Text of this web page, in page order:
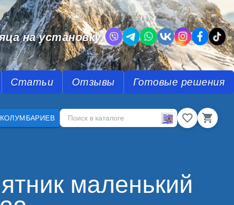
на установку.
Статьи Отзывы Готовые решения
маленький